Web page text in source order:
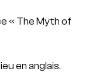
« The Myth of
en anglais.